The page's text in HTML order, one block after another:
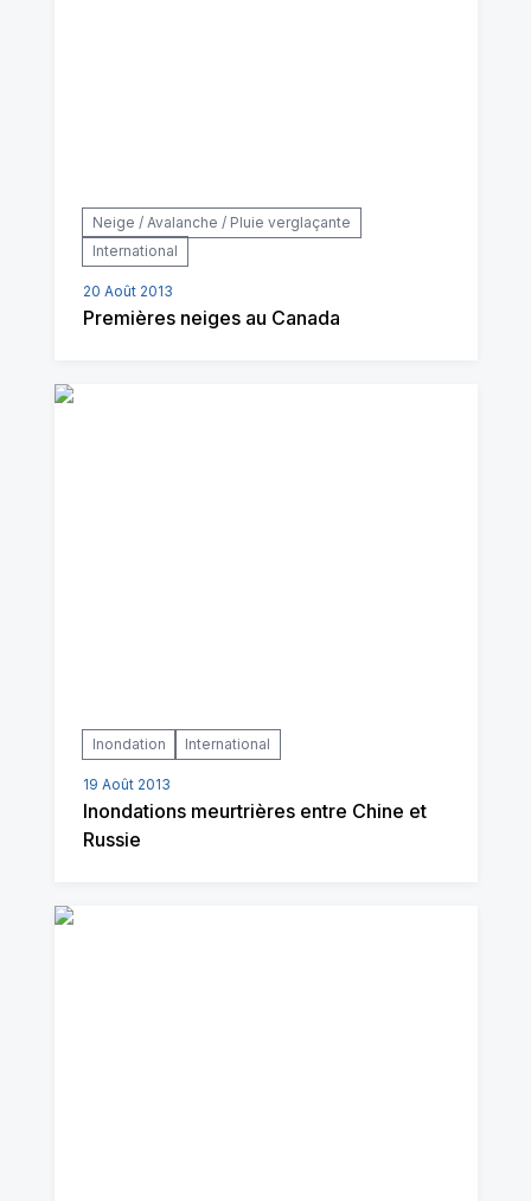
Neige / Avalanche / Pluie verglaçante
International
20 Août 2013
Premières neiges au Canada
Inondation International
19 Août 2013
Inondations meurtrières entre Chine et
Russie